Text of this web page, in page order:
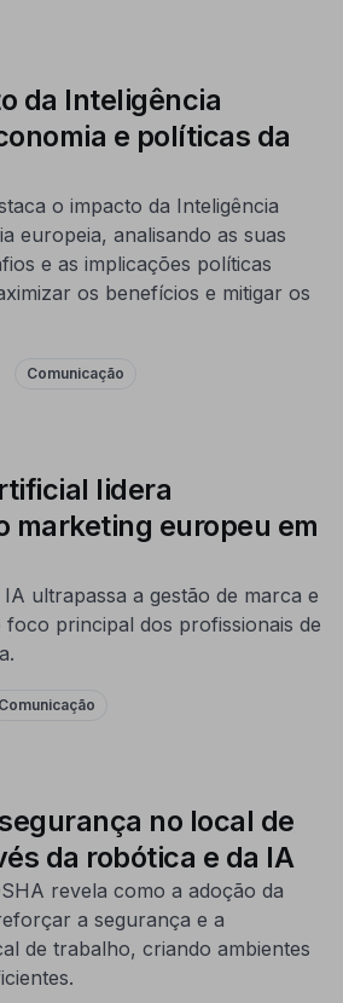
da Inteligência
e políticas da
o impacto da Inteligência
europeia, analisando as suas
e as implicações políticas
os benefícios e mitigar os
Comunicação
lidera
marketing europeu em
ultrapassa a gestão de marca e
foco principal dos profissionais de
Comunicação
no local de
da robótica e da IA
revela como a adoção da
a segurança e a
de trabalho, criando ambientes